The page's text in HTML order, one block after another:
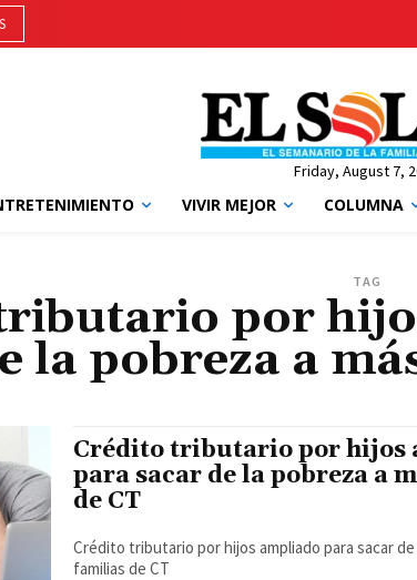
Friday, August 7,
VIVIR MEJOR COLUMNA
TAG
por
la pobreza a
Crédito tributario por hijos
para sacar de la pobreza a
de CT
Crédito tributario por hijos ampliado para sacar de
familias de CT